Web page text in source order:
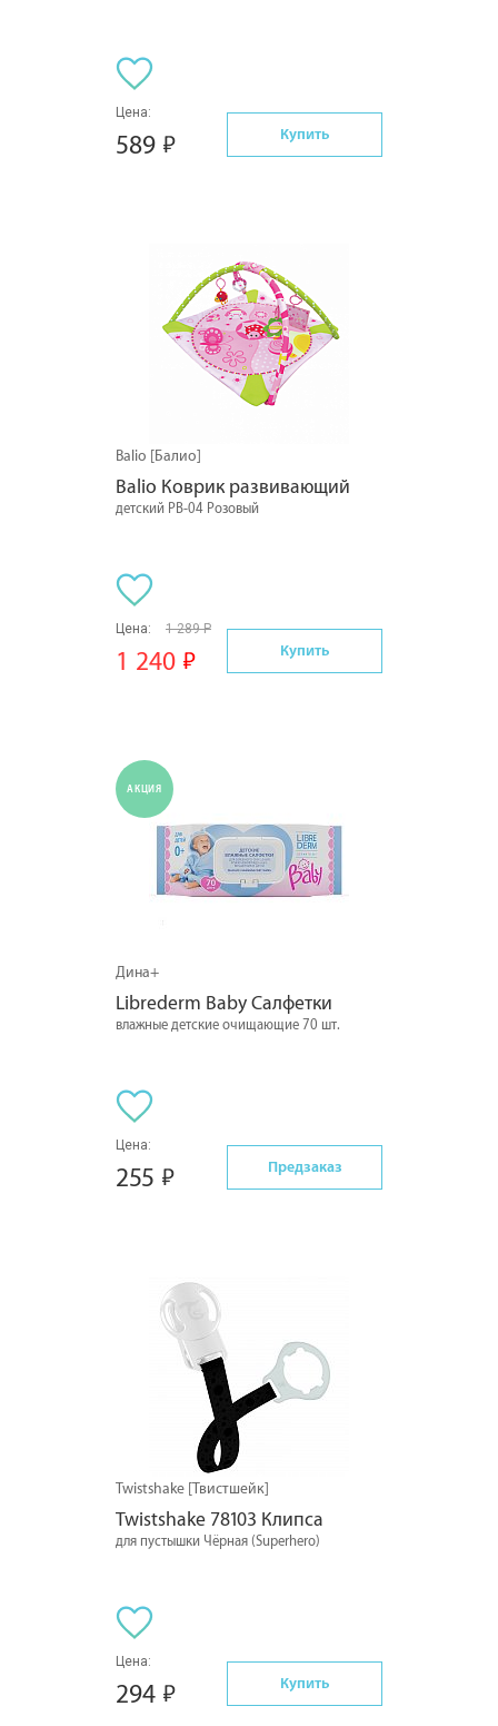
Цена:
589 Купить
Balio [Балио]
Balio Коврик развивающий
детский PB-04 Розовый
Цена: 1 289 Р
1 240 Купить
АКЦИЯ
Дина+
Librederm Baby Салфетки
влажные детские очищающие 70 шт.
Цена:
255 Предзаказ
Twistshake [Твистшейк]
Twistshake 78103 Клипса
для пустышки Чёрная (Superhero)
Цена:
294 Купить